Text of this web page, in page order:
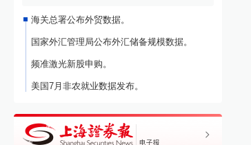
海关总署公布外贸数据。
国家外汇管理局公布外汇储备规模数据。
频准激光新股申购。
美国7月非农就业数据发布。